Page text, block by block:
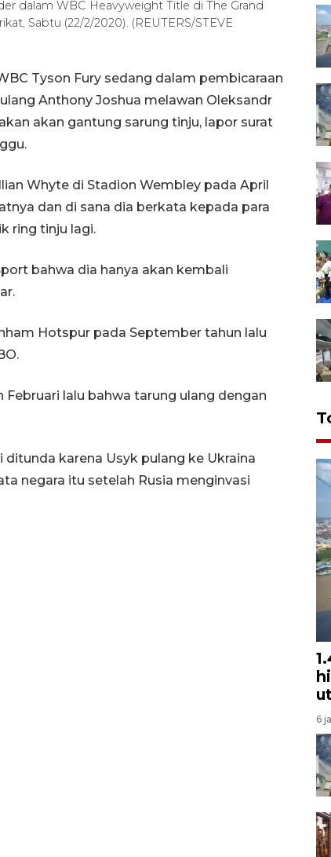
dalam WBC Heavyweight Title di The Grand
Sabtu (22/2/2020). (REUTERS/STEVE
Tyson Fury sedang dalam pembicaraan
Anthony Joshua melawan Oleksandr
akan gantung sarung tinju, lapor surat
Whyte di Stadion Wembley pada April
dan di sana dia berkata kepada para
ring tinju lagi.
bahwa dia hanya akan kembali
Hotspur pada September tahun lalu
lalu bahwa tarung ulang dengan
karena Usyk pulang ke Ukraina
negara itu setelah Rusia menginvasi
6